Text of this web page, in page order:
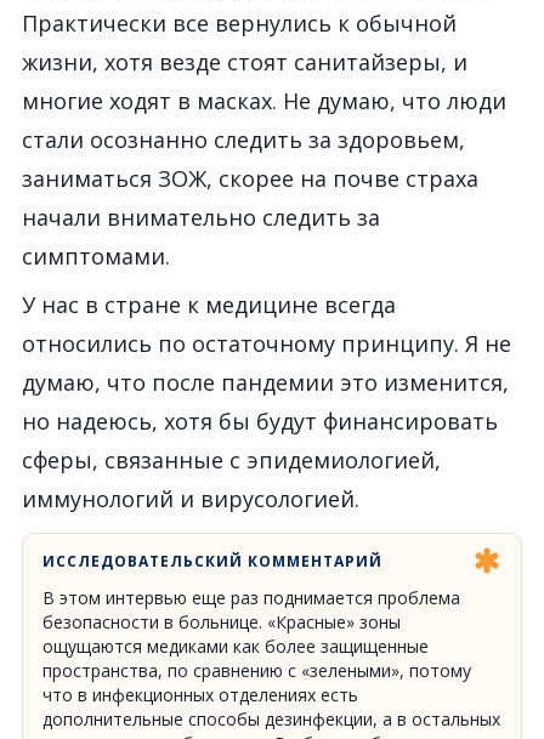
Практически все вернулись к обычной
жизни, хотя везде стоят санитайзеры, и
многие ходят в масках. Не думаю, что люди
стали осознанно следить за здоровьем,
заниматься ЗОЖ, скорее на почве страха
начали внимательно следить за
симптомами.
У нас в стране к медицине всегда
относились по остаточному принципу. Я не
думаю, что после пандемии это изменится,
но надеюсь, хотя бы будут финансировать
сферы, связанные с эпидемиологией,
иммунологий и вирусологией.
ИССЛЕДОВАТЕЛЬСКИЙ КОММЕНТАРИЙ
В этом интервью еще раз поднимается проблема
безопасности в больнице. «Красные» зоны
ощущаются медиками как более защищенные
пространства, по сравнению с «зелеными», потому
что в инфекционных отделениях есть
дополнительные способы дезинфекции, а в остальных